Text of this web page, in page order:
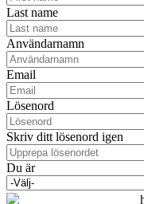
Last name
Användarnamn
Email
Lösenord
Skriv ditt lösenord igen
Du är